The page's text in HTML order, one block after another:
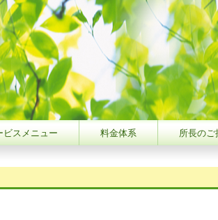
ビスメニュー 料金体系 所長のご